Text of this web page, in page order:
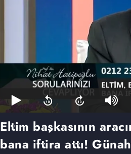
Eltim başkasının
bana iftira attı!